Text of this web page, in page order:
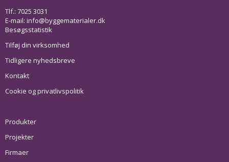
Tlf.: 7025 3031
E-mail: info@byggematerialer.dk
Besøgsstatistik
Tilføj din virksomhed
Tidligere nyhedsbreve
Kontakt
Cookie og privatlivspolitik
Produkter
Projekter
Firmaer